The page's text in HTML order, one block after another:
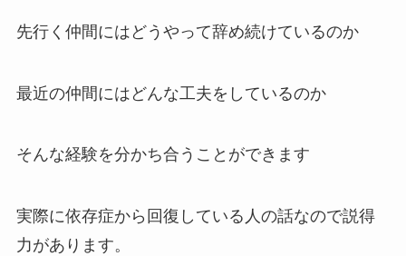
先行く仲間にはどうやって辞め続けているのか
最近の仲間にはどんな工夫をしているのか
そんな経験を分かち合うことができます
実際に依存症から回復している人の話なので説得
力があります。